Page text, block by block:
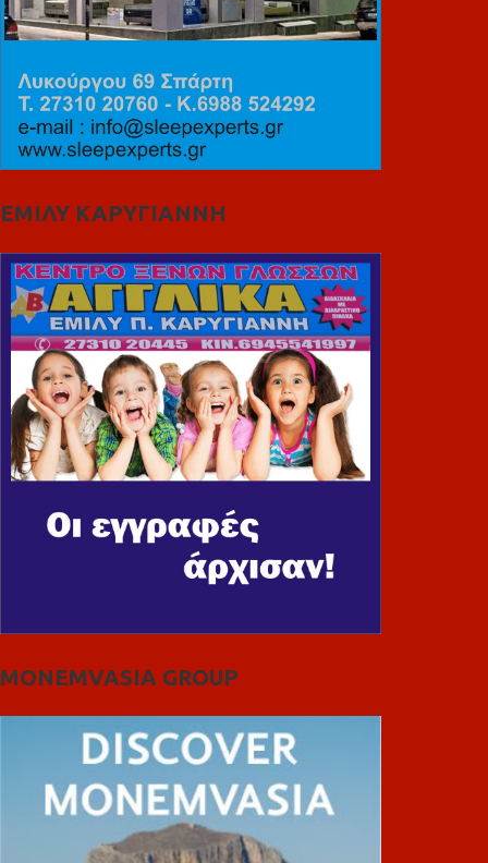
ΕΜΙΛΥ ΚΑΡΥΓΙΑΝΝΗ
MONEMVASIA GROUP